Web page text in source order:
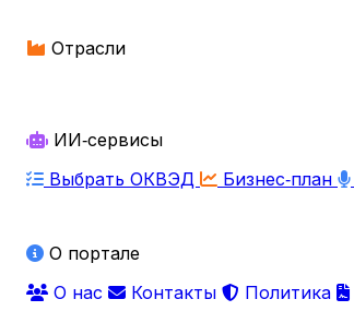
Отрасли
ИИ‑сервисы
Выбрать ОКВЭД
Бизнес‑план
О портале
О нас
Контакты Политика